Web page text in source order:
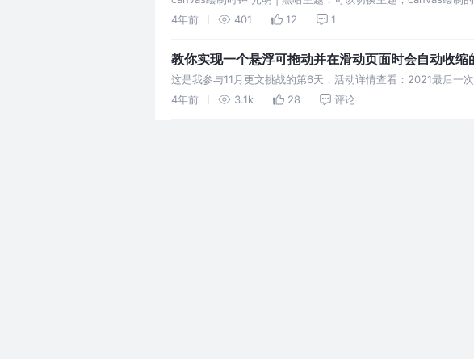
4年前
401 12 1
教你实现一个悬浮可拖动并在滑动页面时会自动收
这是我参与11月更文挑战的第6天，活动详情查看：2021最后一
务开发中可以根据业务需要进行调整
4年前 3.1k 28 评论